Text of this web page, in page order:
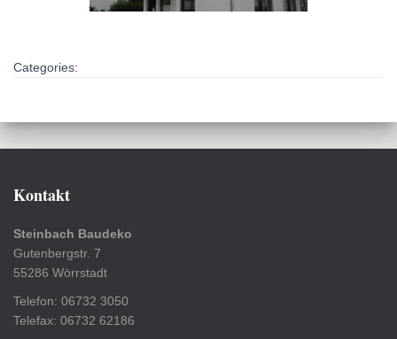
Categories:
Kontakt
Steinbach Baudeko
Gutenbergstr. 7
55286 Wörrstadt
Telefon: 06732 3050
Telefax: 06732 62186